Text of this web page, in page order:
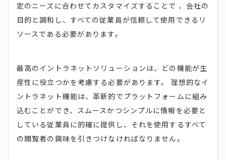
定のニーズに合わせてカスタマイズすることで 、会社の
目的と調和し、すべての従業員が信頼して使用できるリ
ソースである必要があります。
最高のイントラネットソリューションは、どの機能が生
産性に役立つかを考慮する必要があります。 理想的なイ
ントラネット機能は、革新的でプラットフォームに組み
込むことができ、スムースかつシンプルに情報を必要と
している従業員に的確に提供し、それを使用するすべて
の閲覧者の興味を引きつけなければなりません。